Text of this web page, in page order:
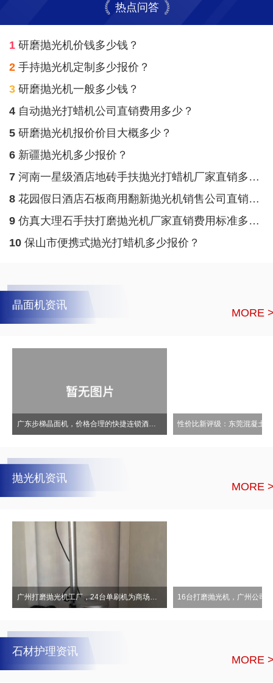
热点问答
1研磨抛光机价钱多少钱？
2手持抛光机定制多少报价？
3研磨抛光机一般多少钱？
4自动抛光打蜡机公司直销费用多少？
5研磨抛光机报价价目大概多少？
6新疆抛光机多少报价？
7河南一星级酒店地砖手扶抛光打蜡机厂家直销多少费用？
8花园假日酒店石板商用翻新抛光机销售公司直销多少报价？
9仿真大理石手扶打磨抛光机厂家直销费用标准多少？
10保山市便携式抛光打蜡机多少报价？
晶面机资讯
MORE
广东步梯晶面机，价格合理的快捷连锁酒店水磨石晶面机
抛光机资讯
MORE
广州打磨抛光机工厂，24台单刷机为商场提高抛光研磨效率！
石材护理资讯
MORE